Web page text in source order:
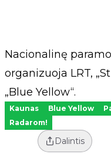
Nacionalinę
organizuoja LRT,
„Blue Yellow“.
Kaunas Blue Yellow
Radarom!
Dalintis